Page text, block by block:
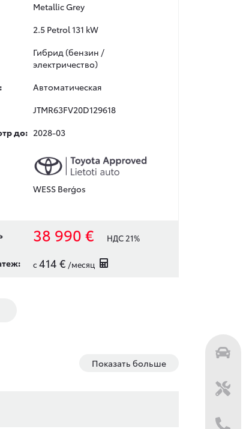
Metallic Grey
2.5 Petrol 131 kW
Гибрид (бензин /
электричество)
Автоматическая
JTMR63FV20D129618
до: 2028-03
WESS Berģos
38 990 € НДС 21%
с414 € /месяц
Показать больше